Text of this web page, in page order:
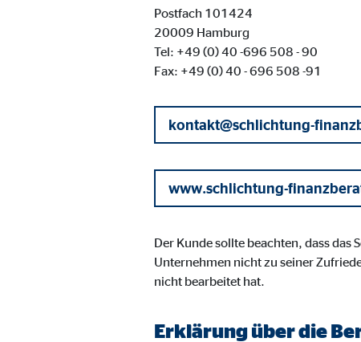
Postfach 101424
20009 Hamburg
Tel: +49 (0) 40 -696 508 - 90
Fax: +49 (0) 40 - 696 508 -91
kontakt@schlichtung-
www.schlichtung-
Der Kunde sollte beachten, dass
Unternehmen nicht zu seiner
nicht bearbeitet hat.
Erklärung über die
Cookie Laufzeit:
YouTube | Empfänger: OVB, Google Ireland